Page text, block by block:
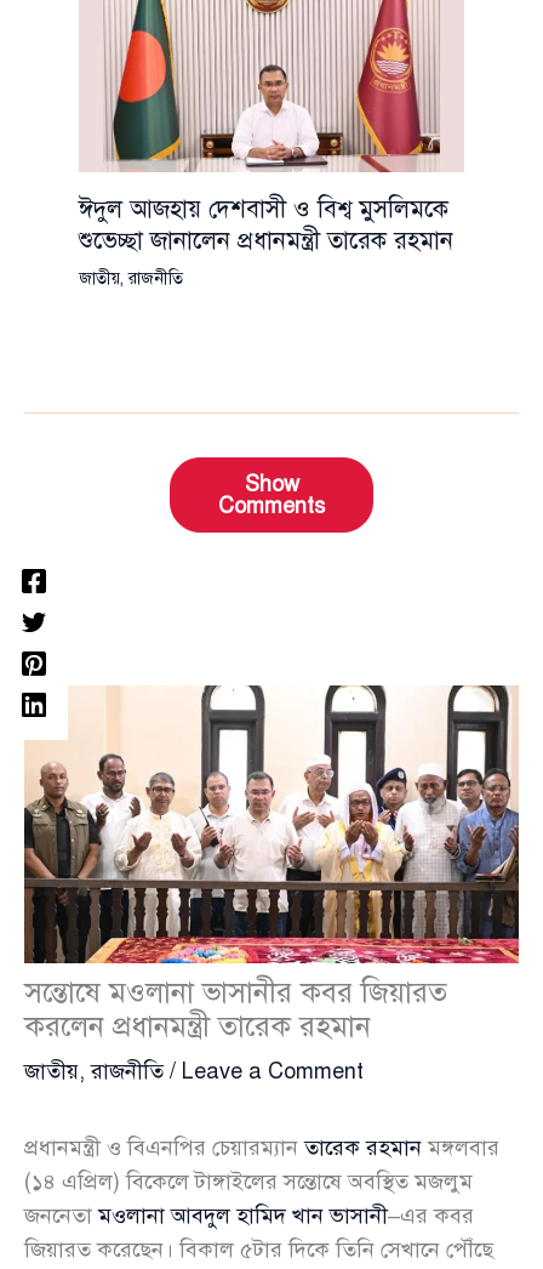
ঈদুল আজহায় দেশবাসী ও বিশ্ব মুসলিমকে
শুভেচ্ছা জানালেন প্রধানমন্ত্রী তারেক রহমান
জাতীয়,রাজনীতি
Show
Comments
সন্তোষে মওলানা ভাসানীর কবর জিয়ারত
করলেন প্রধানমন্ত্রী তারেক রহমান
জাতীয়,রাজনীতি/ Leave a Comment
প্রধানমন্ত্রী ও বিএনপির চেয়ারম্যানতারেক রহমানমঙ্গলবার
(১৪ এপ্রিল) বিকেলে টাঙ্গাইলের সন্তোষে অবস্থিত মজলুম
জননেতামওলানা আবদুল হামিদ খান ভাসানী–এর কবর
জিয়ারত করেছেন। বিকাল ৫টার দিকে তিনি সেখানে পৌঁছে